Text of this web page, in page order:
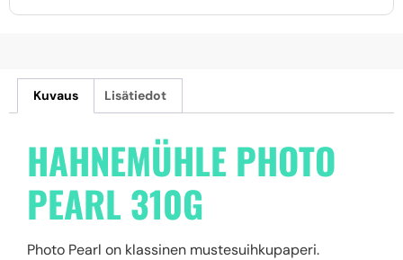
Kuvaus Lisätiedot
HAHNEMÜHLE PHOTO
PEARL 310G
Photo Pearl on klassinen mustesuihkupaperi.